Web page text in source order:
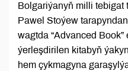
Bolgariýanyň milli tebigat
Pawel Stoýew
wagtda “Advanced
ýerleşdirilen kitabyň
hem çykmagyna